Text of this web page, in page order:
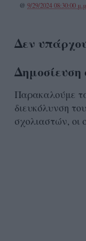
@ 9/29/2024 08:30:00
Δεν
Δημοσίευση
Παρακαλούμε
διευκόλυνση
σχολιαστών, οι